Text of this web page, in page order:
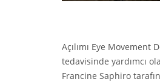
Açılımı Eye Movement
tedavisinde yardımcı
Francine Saphiro